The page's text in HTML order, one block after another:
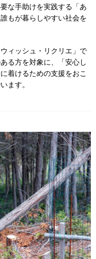
な手助けを実践する「あ
もが暮らしやすい社会を
ィッシュ・リクリエ」で
る方を対象に、「安心し
着けるための支援をおこ
ます。